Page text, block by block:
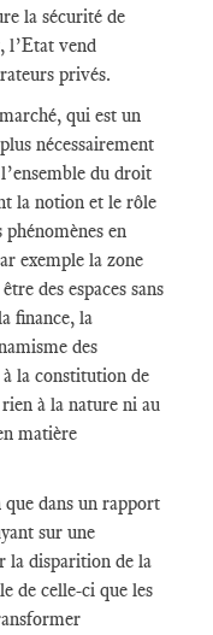
la sécurité de
l’Etat vend
privés.
qui est un
nécessairement
du droit
la notion et le rôle
en
exemple la zone
des espaces sans
finance, la
des
la constitution de
à la nature ni au
matière
dans un rapport
sur une
la disparition de la
de celle-ci que les